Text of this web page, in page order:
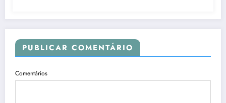
PUBLICAR COMENTÁRIO
Comentários